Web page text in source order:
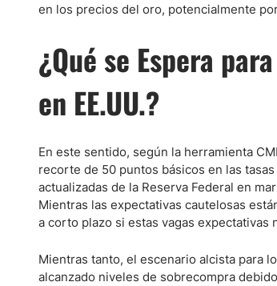
en los precios del oro, potencialmente
¿Qué se Espera
en EE.UU.?
En este sentido, según la herramienta
recorte de 50 puntos básicos en las
actualizadas de la Reserva Federal en
Mientras las expectativas cautelosas
a corto plazo si estas vagas expectativas
Mientras tanto, el escenario alcista para
alcanzado niveles de sobrecompra